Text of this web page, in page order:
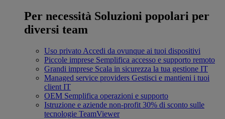
Per necessità Soluzioni popolari per
diversi team
Uso privato Accedi da ovunque ai tuoi dispositivi
Piccole imprese Semplifica accesso e supporto remoto
Grandi imprese Scala in sicurezza la tua gestione IT
Managed service providers Gestisci e mantieni i tuoi
client IT
OEM Semplifica operazioni e supporto
Istruzione e aziende non-profit 30% di sconto sulle
tecnologie TeamViewer